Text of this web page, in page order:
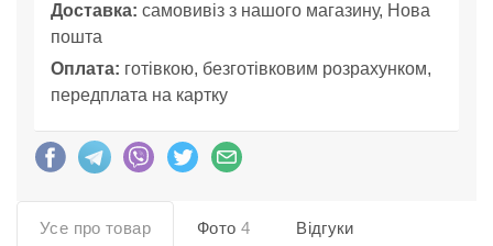
Доставка: самовивіз з нашого магазину, Нова
пошта
Оплата: готівкою, безготівковим розрахунком,
передплата на картку
Усе про товар Фото 4 Відгуки